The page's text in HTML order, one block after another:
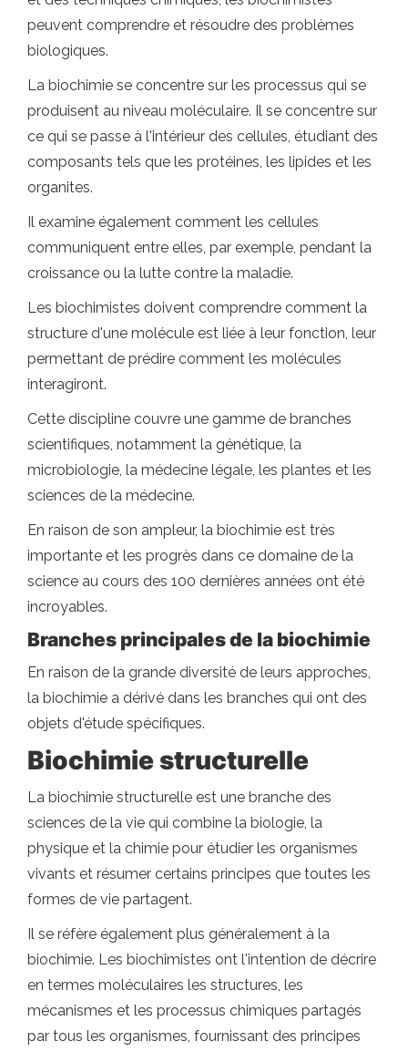
peuvent comprendre et résoudre des problèmes
biologiques.
La biochimie se concentre sur les processus qui se
produisent au niveau moléculaire. Il se concentre sur
ce qui se passe à l'intérieur des cellules, étudiant des
composants tels que les protéines, les lipides et les
organites.
Il examine également comment les cellules
communiquent entre elles, par exemple, pendant la
croissance ou la lutte contre la maladie.
Les biochimistes doivent comprendre comment la
structure d'une molécule est liée à leur fonction, leur
permettant de prédire comment les molécules
interagiront.
Cette discipline couvre une gamme de branches
scientifiques, notamment la génétique, la
microbiologie, la médecine légale, les plantes et les
sciences de la médecine.
En raison de son ampleur, la biochimie est très
importante et les progrès dans ce domaine de la
science au cours des 100 dernières années ont été
incroyables.
Branches principales de la biochimie
En raison de la grande diversité de leurs approches,
la biochimie a dérivé dans les branches qui ont des
objets d'étude spécifiques.
Biochimie structurelle
La biochimie structurelle est une branche des
sciences de la vie qui combine la biologie, la
physique et la chimie pour étudier les organismes
vivants et résumer certains principes que toutes les
formes de vie partagent.
Il se réfère également plus généralement à la
biochimie. Les biochimistes ont l'intention de décrire
en termes moléculaires les structures, les
mécanismes et les processus chimiques partagés
par tous les organismes, fournissant des principes